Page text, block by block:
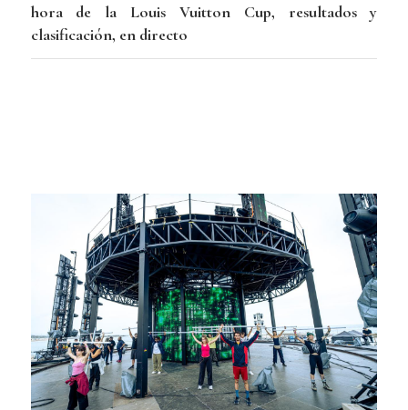
hora de la Louis Vuitton Cup, resultados y
clasificación, en directo